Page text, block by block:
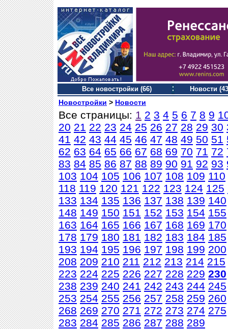
Все новостройки (66) Новости
Новостройки > Новости
Все страницы: 1 2 3 4 5 6 7 8 9
20 21 22 23 24 25 26 27 28 29 30
41 42 43 44 45 46 47 48 49 50 51
62 63 64 65 66 67 68 69 70 71 72
83 84 85 86 87 88 89 90 91 92 93
103 104 105 106 107 108 109 110
118 119 120 121 122 123 124 125
133 134 135 136 137 138 139 140
148 149 150 151 152 153 154 155
163 164 165 166 167 168 169 170
178 179 180 181 182 183 184 185
193 194 195 196 197 198 199 200
208 209 210 211 212 213 214 215
223 224 225 226 227 228 229 230
238 239 240 241 242 243 244 245
253 254 255 256 257 258 259 260
268 269 270 271 272 273 274 275
283 284 285 286 287 288 289